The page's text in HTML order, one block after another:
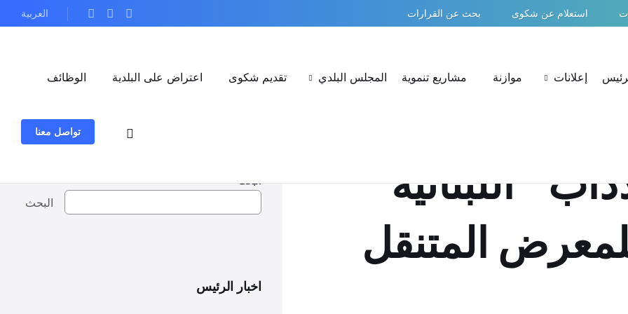
العربية استعلام عن شكوى بحث عن القرارات
إعلانات موازنة مشاريع تنموية المجلس البلدي تقديم شكوى اعتراض على البلدية
الوظائف
تواصل معنا
“اللبنانية”
المتنقل
البحث
اخبار الرئيس